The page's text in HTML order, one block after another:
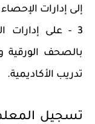
إلى إدارات الإحصاء
3 - على إدارات
بالصحف الورقية
تدريب الأكاديمية.
تسجيل